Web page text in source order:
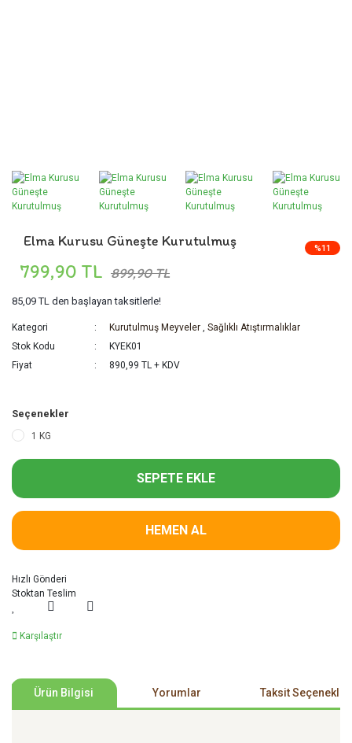
Elma Kurusu Güneşte Kurutulmuş %11
799,90 TL 899,90 TL
85,09 TL den başlayan taksitlerle!
Kategori Kurutulmuş Meyveler , Sağlıklı Atıştırmalıklar
Stok Kodu
KYEK01
Fiyat
890,99 TL + KDV
Seçenekler
1 KG
SEPETE EKLE
HEMEN AL
Hızlı Gönderi
Stoktan Teslim
Karşılaştır
Ürün Bilgisi Yorumlar Taksit